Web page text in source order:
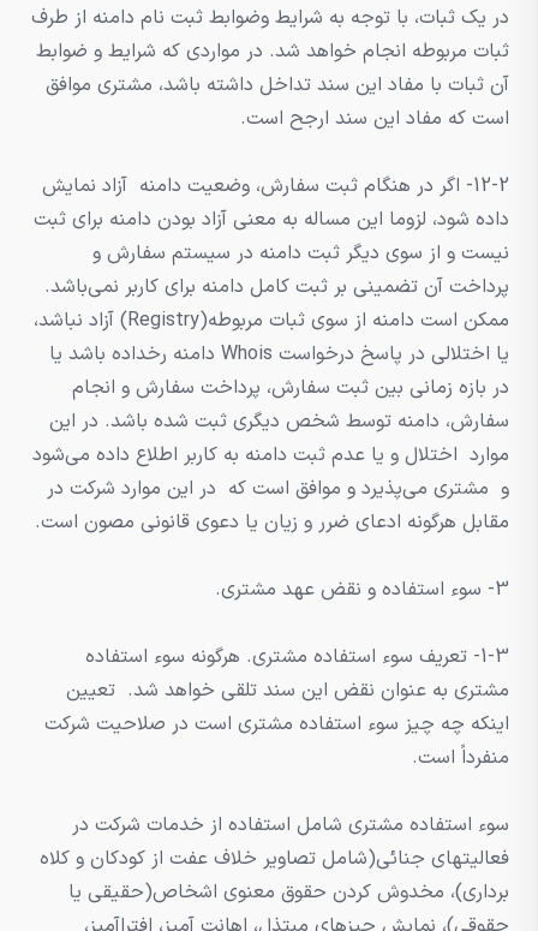
در یک ثبات، با توجه به شرایط وضوابط ثبت نام دامنه از طرف
ثبات مربوطه انجام خواهد شد. در مواردی که شرایط و ضوابط
آن ثبات با مفاد این سند تداخل داشته باشد، مشتری موافق
است که مفاد این سند ارجح است.
12-2- اگر در هنگام ثبت سفارش، وضعیت دامنه آزاد نمایش
داده شود، لزوما این مساله به معنی آزاد بودن دامنه برای ثبت
نیست و از سوی دیگر ثبت دامنه در سیستم سفارش و
پرداخت آن تضمینی بر ثبت کامل دامنه برای کاربر نمی‌باشد.
ممکن است دامنه از سوی ثبات مربوطه(Registry) آزاد نباشد،
یا اختلالی در پاسخ درخواست Whois دامنه رخداده باشد یا
در بازه زمانی بین ثبت سفارش، پرداخت سفارش و انجام
سفارش، دامنه توسط شخص دیگری ثبت شده باشد. در این
موارد اختلال و یا عدم ثبت دامنه به کاربر اطلاع داده می‌شود
و مشتری می‌پذیرد و موافق است که در این موارد شرکت در
مقابل هرگونه ادعای ضرر و زیان یا دعوی قانونی مصون است.
3- سوء استفاده و نقض عهد مشتری.
1-3- تعریف سوء استفاده مشتری. هرگونه سوء استفاده
مشتری به عنوان نقض این سند تلقی خواهد شد. تعیین
اینکه چه چیز سوء استفاده مشتری است در صلاحیت شرکت
منفرداً است.
سوء استفاده مشتری شامل استفاده از خدمات شرکت در
فعالیتهای جنائی(شامل تصاویر خلاف عفت از کودکان و کلاه
برداری)، مخدوش کردن حقوق معنوی اشخاص(حقیقی یا